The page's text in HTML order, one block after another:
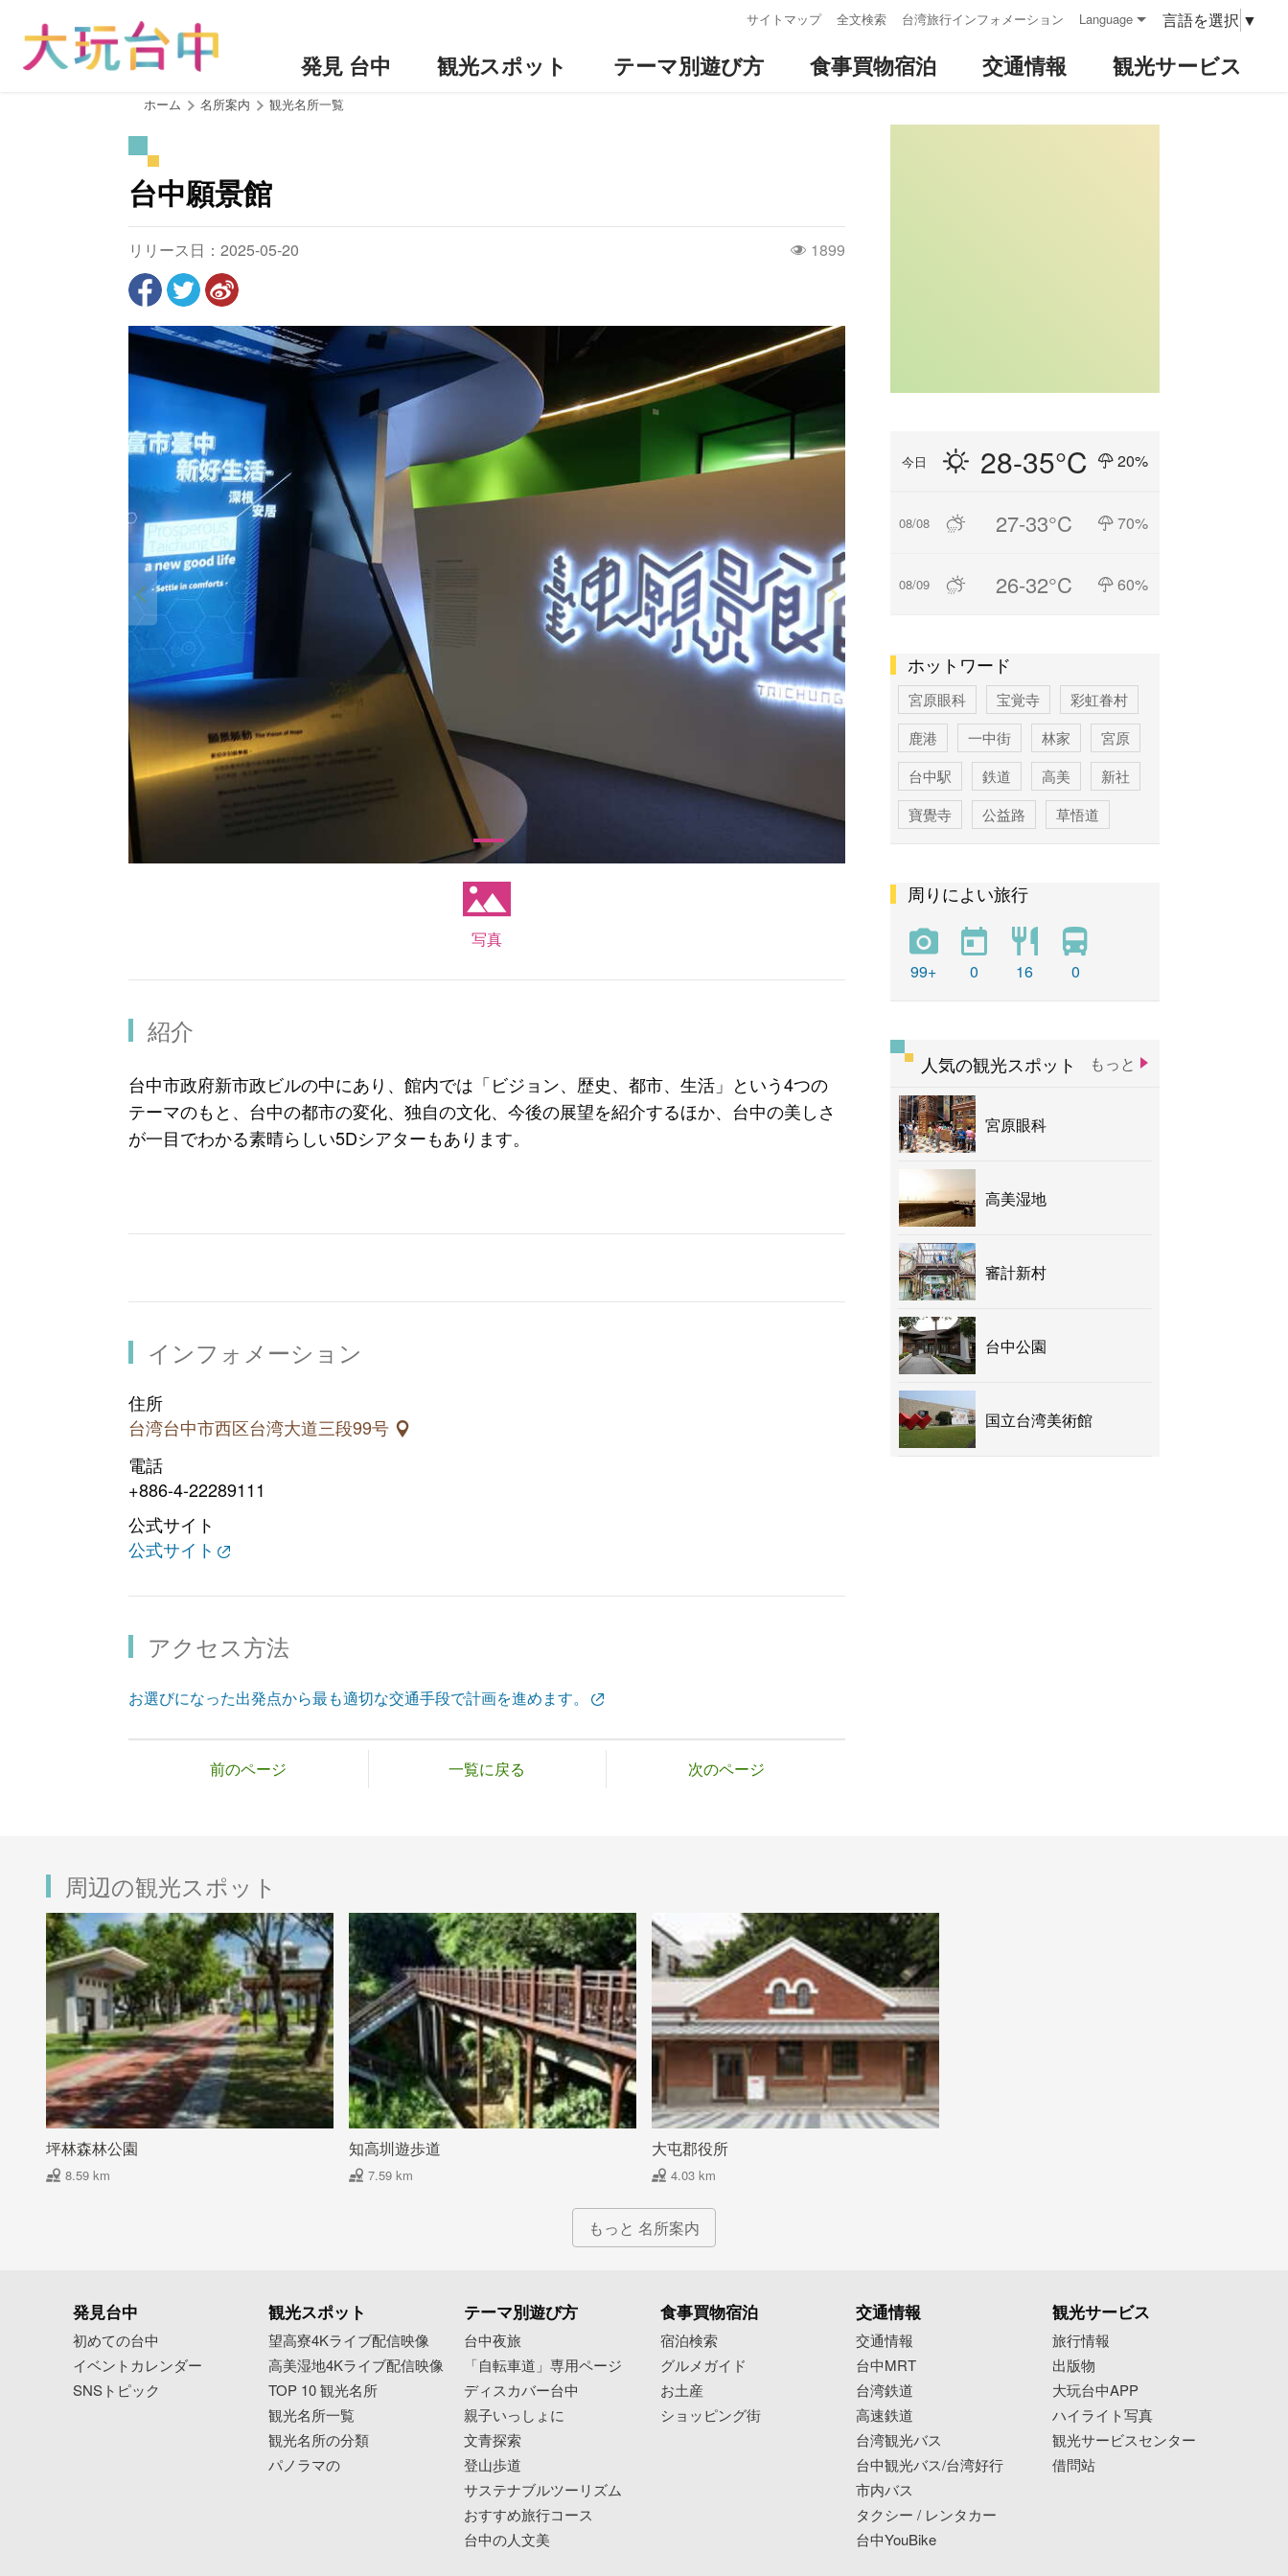
サイトマップ 全文検索 台湾旅行インフォメーション Language 言語を選択 ▼
発見 台中 観光スポット テーマ別遊び方 食事買物宿泊 交通情報 観光サービス
ホーム 名所案内 観光名所一覧
台中願景館
リリース日：2025-05-20 1899
写真
紹介
台中市政府新市政ビルの中にあり、館内では「ビジョン、歴史、都市、生活」という4つの
テーマのもと、台中の都市の変化、独自の文化、今後の展望を紹介するほか、台中の美しさ
が一目でわかる素晴らしい5Dシアターもあります。
インフォメーション
住所
台湾台中市西区台湾大道三段99号
電話
+886-4-22289111
公式サイト
公式サイト
アクセス方法
お選びになった出発点から最も適切な交通手段で計画を進めます。
前のページ 一覧に戻る 次のページ
今日 28-35°C 20%
08/08 27-33°C 70%
08/09 26-32°C 60%
ホットワード
宮原眼科 宝覚寺
彩虹眷村
鹿港
一中街 林家
宮原
台中駅
鉄道 高美
新社
寶覺寺
公益路
草悟道
彩虹
新社花海
周りによい旅行
99+ 0 16 0
人気の観光スポット もっと
宮原眼科
高美湿地
審計新村
台中公園
国立台湾美術館
周辺の観光スポット
坪林森林公園
8.59 km
知高圳遊歩道
7.59 km
大屯郡役所
4.03 km
もっと 名所案内
発見台中
初めての台中
イベントカレンダー
SNSトピック
観光スポット
望高寮4Kライブ配信映像
高美湿地4Kライブ配信映像
TOP 10 観光名所
観光名所一覧
観光名所の分類
パノラマの
テーマ別遊び方
台中夜旅
「自転車道」専用ページ
ディスカバー台中
親子いっしょに
文青探索
登山歩道
サステナブルツーリズム
おすすめ旅行コース
台中の人文美
食事買物宿泊
宿泊検索
グルメガイド
お土産
ショッピング街
交通情報
交通情報
台中MRT
台湾鉄道
高速鉄道
台湾観光バス
台中観光バス/台湾好行
市内バス
タクシー / レンタカー
台中YouBike
観光サービス
旅行情報
出版物
大玩台中APP
ハイライト写真
観光サービスセンター
借問站